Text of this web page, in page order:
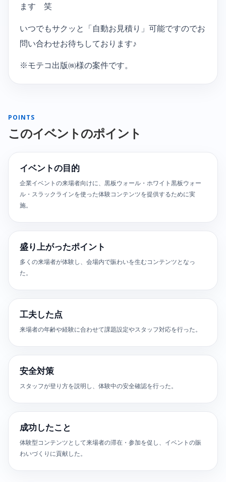
ます 笑
いつでもサクッと「自動お見積り」可能ですのでお
問い合わせお待ちしております♪
※モテコ出版㈱様の案件です。
POINTS
このイベントのポイント
イベントの目的
企業イベントの来場者向けに、黒板ウォール・ホワイト黒板ウォー
ル・スラックラインを使った体験コンテンツを提供するために実
施。
盛り上がったポイント
多くの来場者が体験し、会場内で賑わいを生むコンテンツとなっ
た。
工夫した点
来場者の年齢や経験に合わせて課題設定やスタッフ対応を行った。
安全対策
スタッフが登り方を説明し、体験中の安全確認を行った。
成功したこと
体験型コンテンツとして来場者の滞在・参加を促し、イベントの賑
わいづくりに貢献した。